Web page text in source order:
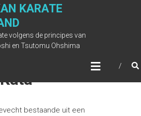
KARATE
volgens de principes van
en Tsutomu Ohshima
bestaande uit een